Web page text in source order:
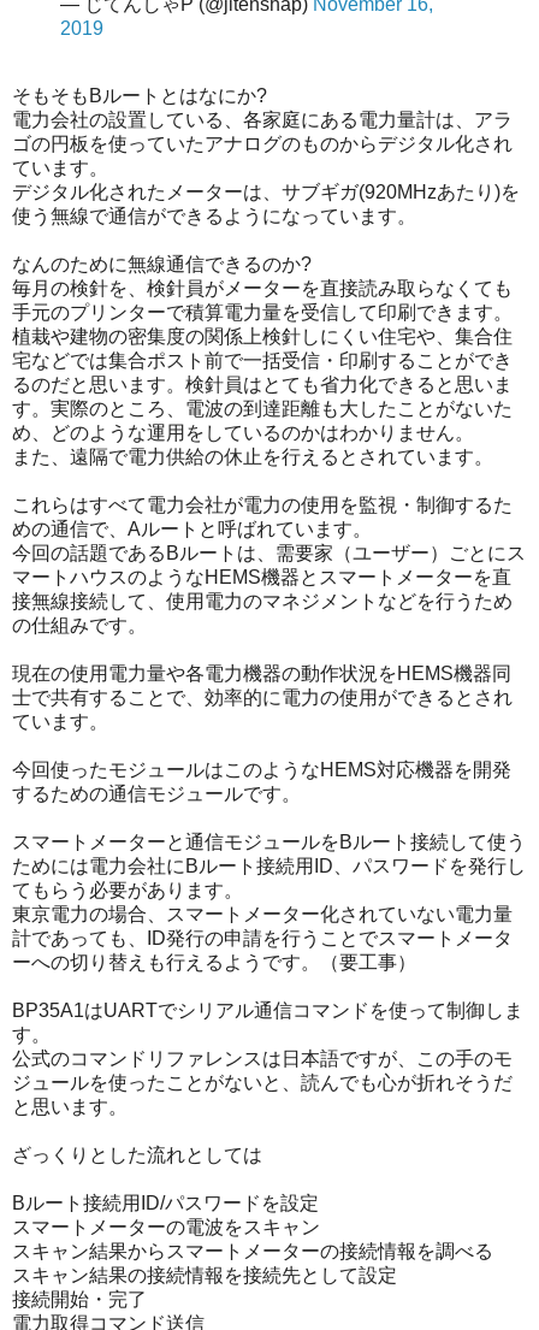
— じてんしゃP (@jitenshap) November 16,
2019
そもそもBルートとはなにか?
電力会社の設置している、各家庭にある電力量計は、アラ
ゴの円板を使っていたアナログのものからデジタル化され
ています。
デジタル化されたメーターは、サブギガ(920MHzあたり)を
使う無線で通信ができるようになっています。
なんのために無線通信できるのか?
毎月の検針を、検針員がメーターを直接読み取らなくても
手元のプリンターで積算電力量を受信して印刷できます。
植栽や建物の密集度の関係上検針しにくい住宅や、集合住
宅などでは集合ポスト前で一括受信・印刷することができ
るのだと思います。検針員はとても省力化できると思いま
す。実際のところ、電波の到達距離も大したことがないた
め、どのような運用をしているのかはわかりません。
また、遠隔で電力供給の休止を行えるとされています。
これらはすべて電力会社が電力の使用を監視・制御するた
めの通信で、Aルートと呼ばれています。
今回の話題であるBルートは、需要家（ユーザー）ごとにス
マートハウスのようなHEMS機器とスマートメーターを直
接無線接続して、使用電力のマネジメントなどを行うため
の仕組みです。
現在の使用電力量や各電力機器の動作状況をHEMS機器同
士で共有することで、効率的に電力の使用ができるとされ
ています。
今回使ったモジュールはこのようなHEMS対応機器を開発
するための通信モジュールです。
スマートメーターと通信モジュールをBルート接続して使う
ためには電力会社にBルート接続用ID、パスワードを発行し
てもらう必要があります。
東京電力の場合、スマートメーター化されていない電力量
計であっても、ID発行の申請を行うことでスマートメータ
ーへの切り替えも行えるようです。（要工事）
BP35A1はUARTでシリアル通信コマンドを使って制御しま
す。
公式のコマンドリファレンスは日本語ですが、この手のモ
ジュールを使ったことがないと、読んでも心が折れそうだ
と思います。
ざっくりとした流れとしては
Bルート接続用ID/パスワードを設定
スマートメーターの電波をスキャン
スキャン結果からスマートメーターの接続情報を調べる
スキャン結果の接続情報を接続先として設定
接続開始・完了
電力取得コマンド送信